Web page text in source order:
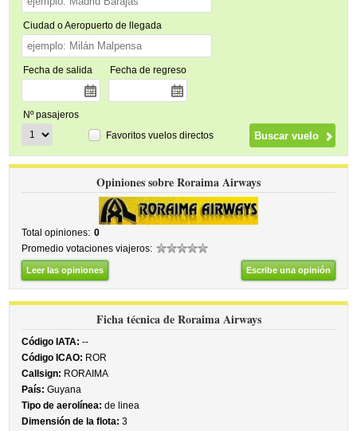
Ciudad o Aeropuerto de llegada
Fecha de salida Fecha de regreso
Nº pasajeros
Favoritos vuelos directos
Opiniones sobre Roraima Airways
Total opiniones: 0
Promedio votaciones viajeros:
Leer las opiniones Escribe una opinión
Ficha técnica de Roraima Airways
Código IATA: --
Código ICAO: ROR
Callsign: RORAIMA
País: Guyana
Tipo de aerolínea: de linea
Dimensión de la flota: 3